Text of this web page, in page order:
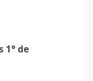
1° de